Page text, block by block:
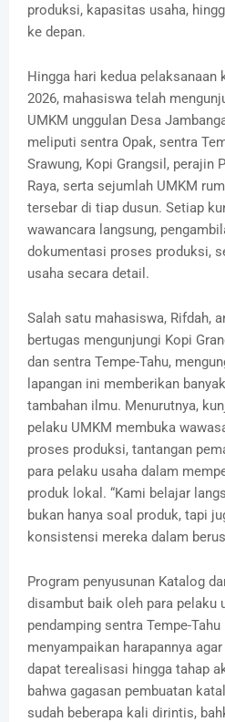
produksi, kapasitas usaha,
ke depan.
Hingga hari kedua pelaksanaan
2026, mahasiswa telah
UMKM unggulan Desa
meliputi sentra Opak, sentra
Srawung, Kopi Grangsil, perajin
Raya, serta sejumlah UMKM
tersebar di tiap dusun. Setiap
wawancara langsung,
dokumentasi proses produksi,
usaha secara detail.
Salah satu mahasiswa, Rifdah,
bertugas mengunjungi Kopi
dan sentra Tempe-Tahu,
lapangan ini memberikan
tambahan ilmu. Menurutnya,
pelaku UMKM membuka
proses produksi, tantangan
para pelaku usaha dalam
produk lokal. “Kami belajar
bukan hanya soal produk, tapi
konsistensi mereka dalam
Program penyusunan Katalog
disambut baik oleh para pelaku
pendamping sentra Tempe-
menyampaikan harapannya
dapat terealisasi hingga tahap
bahwa gagasan pembuatan
sudah beberapa kali dirintis,